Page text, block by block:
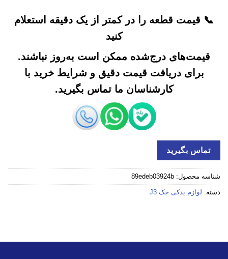
📞 قیمت قطعه را در کمتر از یک دقیقه استعلام
کنید
قیمت‌های درج‌شده ممکن است به‌روز نباشند.
برای دریافت قیمت دقیق و شرایط خرید با
کارشناسان ما تماس بگیرید.
تماس بگیرید
شناسه محصول: 89edeb03924b
دسته: لوازم یدکی جک J3